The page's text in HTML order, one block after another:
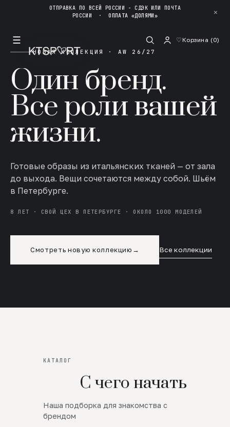
ОТПРАВКА ПО ВСЕЙ РОССИИ - СДЭК ИЛИ ПОЧТА
РОССИИ ·ОПЛАТА «ДОЛЯМИ» ✕
☰ ♡Корзина (0)
НОВАЯ КОЛЛЕКЦИЯ · AW 26/27
Один бренд.
Все роли вашей
жизни.
Готовые образы из итальянских тканей — от зала
до выхода. Вещи сочетаются между собой. Шьём
в Петербурге.
8 ЛЕТ · СВОЙ ЦЕХ В ПЕТЕРБУРГЕ · ОКОЛО 1000 МОДЕЛЕЙ
Смотреть новую коллекцию → Все коллекции
КАТАЛОГ
С чего начать
Наша подборка для знакомства с
брендом
Новинки
SALE